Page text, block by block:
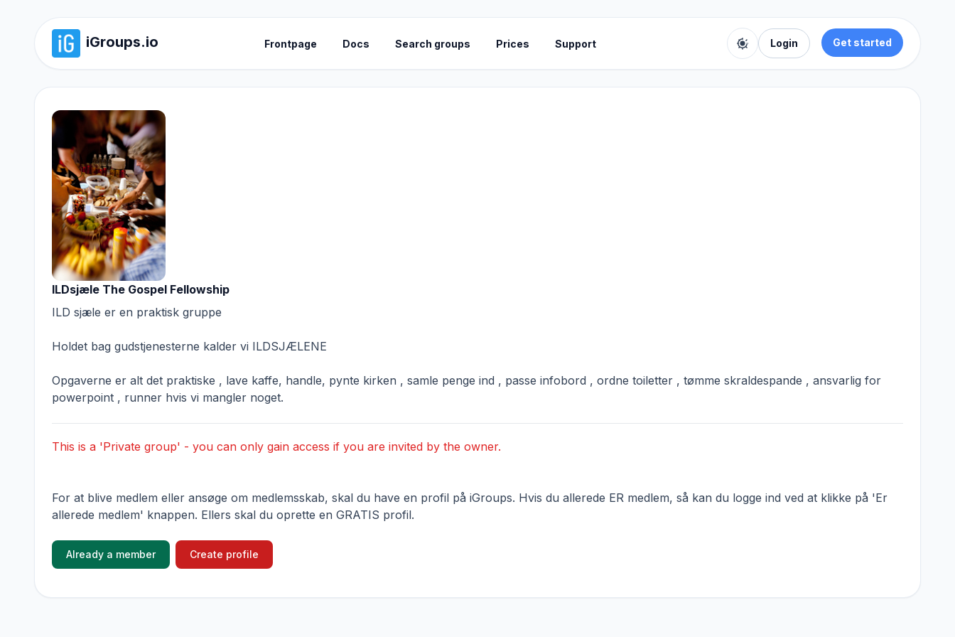
iGroups.io Frontpage Docs Search groups Prices Support Toggle color theme
Login Get started
ILDsjæle The Gospel Fellowship
ILD sjæle er en praktisk gruppe
Holdet bag gudstjenesterne kalder vi ILDSJÆLENE
Opgaverne er alt det praktiske , lave kaffe, handle, pynte kirken , samle penge ind , passe infobord , ordne toiletter , tømme skraldespande , ansvarlig for
powerpoint , runner hvis vi mangler noget.
This is a 'Private group' - you can only gain access if you are invited by the owner.
For at blive medlem eller ansøge om medlemsskab, skal du have en profil på iGroups. Hvis du allerede ER medlem, så kan du logge ind ved at klikke på 'Er
allerede medlem' knappen. Ellers skal du oprette en GRATIS profil.
Already a member Create profile